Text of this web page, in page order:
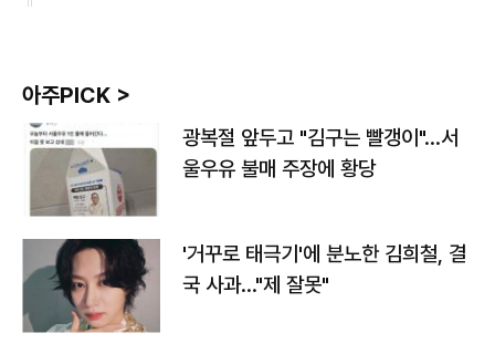
아주PICK >
광복절 앞두고 "김구는 빨갱이"…서
울우유 불매 주장에 황당
'거꾸로 태극기'에 분노한 김희철, 결
국 사과…"제 잘못"